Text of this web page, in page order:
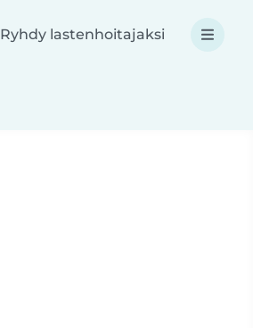
Ryhdy lastenhoitajaksi